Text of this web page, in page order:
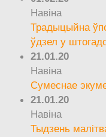
Навіна
Традыцыйна
ўдзел у
21.01.20
Навіна
Сумеснае
21.01.20
Навіна
Тыдзень